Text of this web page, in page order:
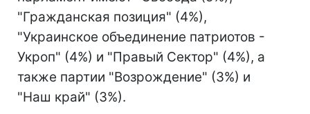
"Гражданская позиция" (4%),
"Украинское объединение патриотов -
Укроп" (4%) и "Правый Сектор" (4%), а
также партии "Возрождение" (3%) и
"Наш край" (3%).